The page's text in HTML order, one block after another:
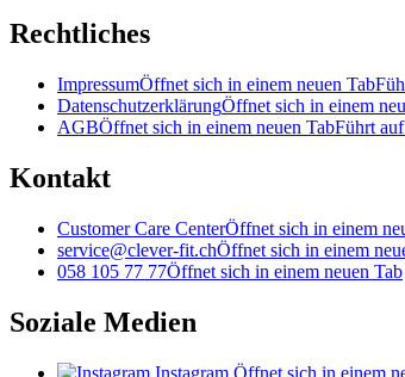
Rechtliches
ImpressumÖffnet sich in einem neuen Tab
DatenschutzerklärungÖffnet sich in einem
AGBÖffnet sich in einem neuen TabFührt
Kontakt
Customer Care CenterÖffnet sich in einem
service@clever-fit.chÖffnet sich in einem
058 105 77 77Öffnet sich in einem neuen Tab
Soziale Medien
Instagram Öffnet sich in einem